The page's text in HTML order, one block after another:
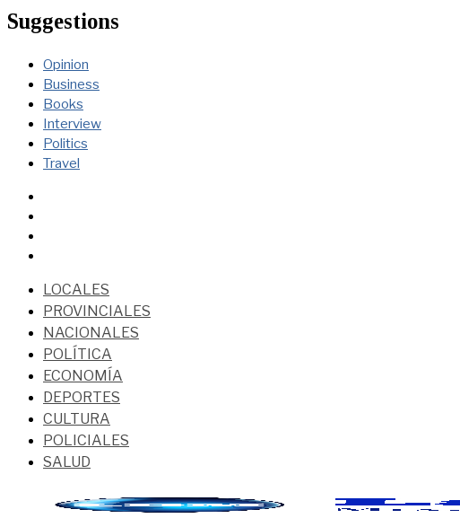
Suggestions
Opinion
Business
Books
Interview
Politics
Travel
LOCALES
PROVINCIALES
NACIONALES
POLÍTICA
ECONOMÍA
DEPORTES
CULTURA
POLICIALES
SALUD